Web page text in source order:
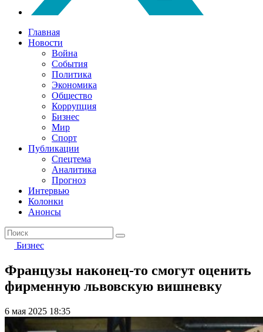
Главная
Новости
Война
События
Политика
Экономика
Общество
Коррупция
Бизнес
Мир
Спорт
Публикации
Спецтема
Аналитика
Прогноз
Интервью
Колонки
Анонсы
Бизнес
Французы наконец-то смогут оценить
фирменную львовскую вишневку
6 мая 2025 18:35